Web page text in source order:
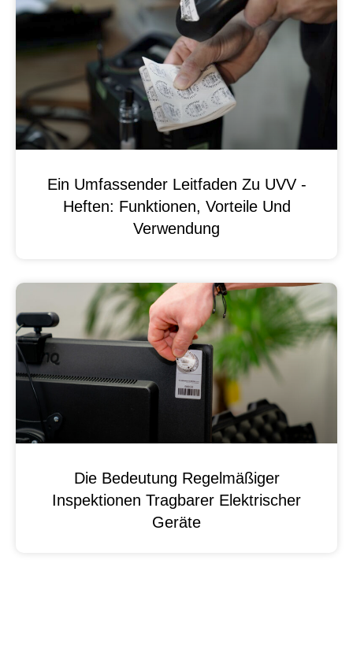
Ein Umfassender Leitfaden Zu UVV -
Heften: Funktionen, Vorteile Und
Verwendung
Die Bedeutung Regelmäßiger
Inspektionen Tragbarer Elektrischer
Geräte